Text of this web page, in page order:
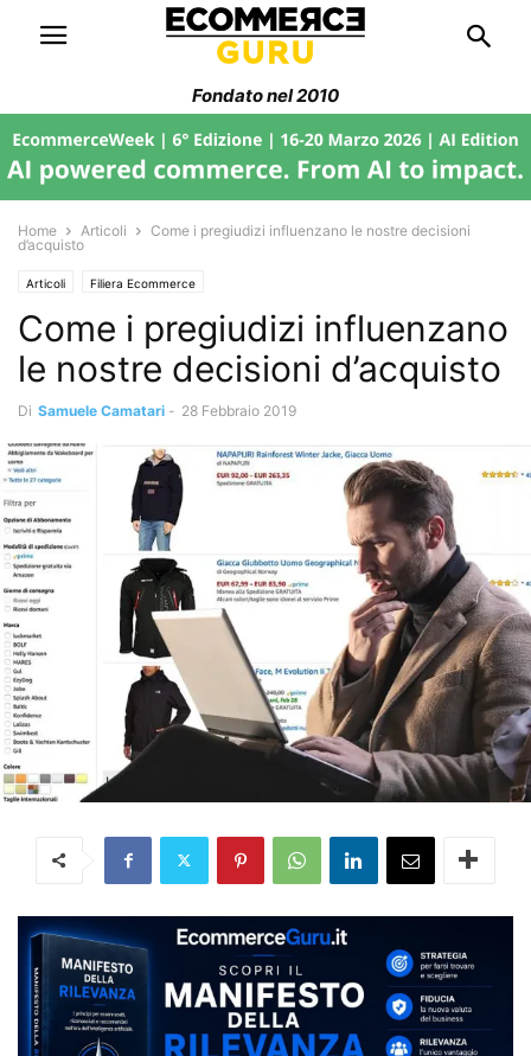
Fondato nel 2010
Home Articoli
Come i pregiudizi influenzano le nostre decisioni
d’acquisto
Articoli Filiera Ecommerce
Come i pregiudizi influenzano
le nostre decisioni d’acquisto
Di Samuele Camatari - 28 Febbraio 2019